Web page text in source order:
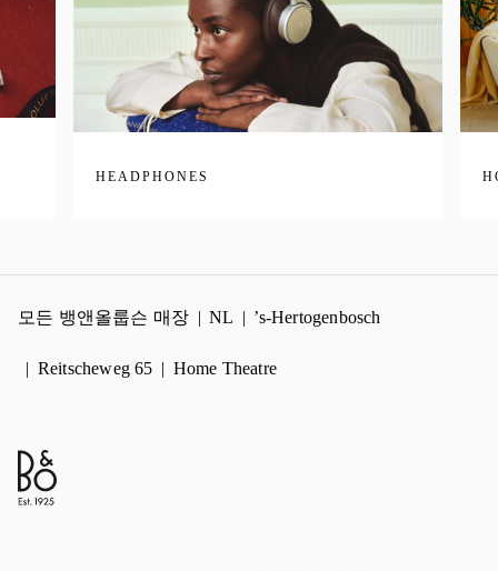
HEADPHONES
모든 뱅앤올룹슨 매장 NL ’s-Hertogenbosch
Reitscheweg 65 Home Theatre